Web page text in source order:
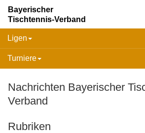
Bayerischer
Tischtennis-Verband
Ligen
Turniere
Nachrichten Bayerischer
Verband
Rubriken